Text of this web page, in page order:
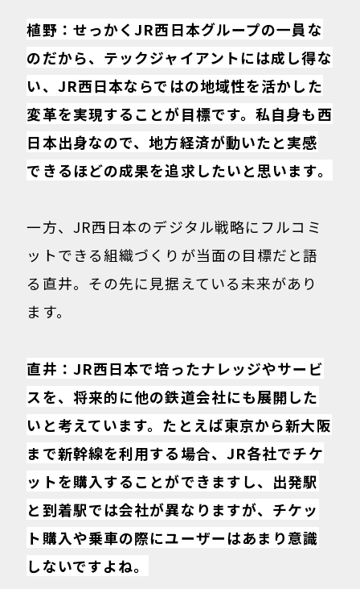
植野：せっかくJR西日本グループの一員な
のだから、テックジャイアントには成し得な
い、JR西日本ならではの地域性を活かした
変革を実現することが目標です。私自身も西
日本出身なので、地方経済が動いたと実感
できるほどの成果を追求したいと思います。
一方、JR西日本のデジタル戦略にフルコミ
ットできる組織づくりが当面の目標だと語
る直井。その先に見据えている未来があり
ます。
直井：JR西日本で培ったナレッジやサービ
スを、将来的に他の鉄道会社にも展開した
いと考えています。たとえば東京から新大阪
まで新幹線を利用する場合、JR各社でチケ
ットを購入することができますし、出発駅
と到着駅では会社が異なりますが、チケッ
ト購入や乗車の際にユーザーはあまり意識
しないですよね。